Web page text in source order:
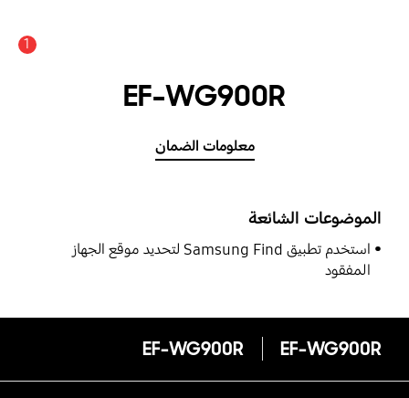
1
EF-WG900R
معلومات الضمان
الموضوعات الشائعة
استخدم تطبيق Samsung Find لتحديد موقع الجهاز
المفقود
EF-WG900R
EF-WG900R